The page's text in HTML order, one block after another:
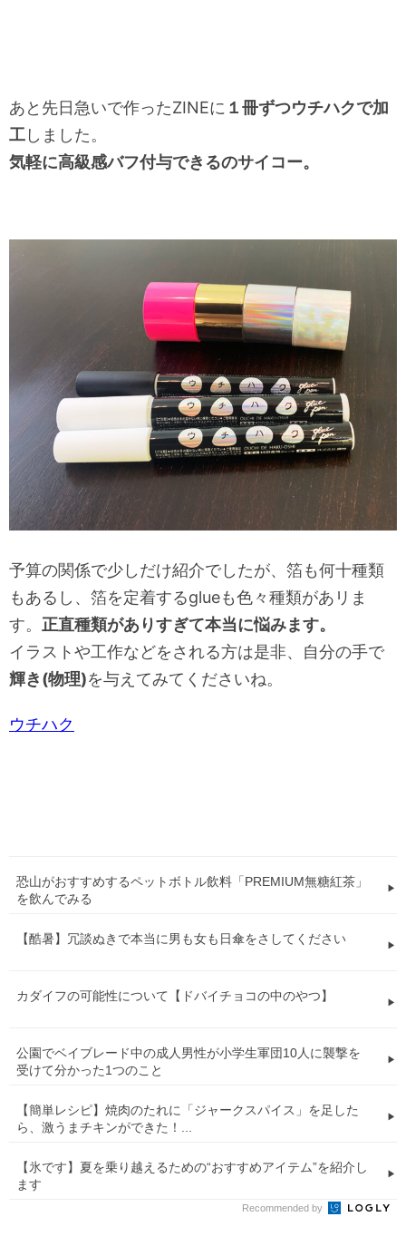
あと先日急いで作ったZINEに １冊ずつウチハクで加
工しました。
気軽に高級感バフ付与できるのサイコー。
予算の関係で少しだけ紹介でしたが、箔も何十種類
もあるし、箔を定着するglueも色々種類があリま
す。 正直種類がありすぎて本当に悩みます。
イラストや工作などをされる方は是非、自分の手で
輝き(物理)を与えてみてくださいね。
ウチハク
恐山がおすすめするペットボトル飲料「PREMIUM無糖紅茶」
を飲んでみる
【酷暑】冗談ぬきで本当に男も女も日傘をさしてください
カダイフの可能性について【ドバイチョコの中のやつ】
公園でベイブレード中の成人男性が小学生軍団10人に襲撃を
受けて分かった1つのこと
【簡単レシピ】焼肉のたれに「ジャークスパイス」を足した
ら、激うまチキンができた！...
【氷です】夏を乗り越えるための“おすすめアイテム”を紹介し
ます
Recommended by